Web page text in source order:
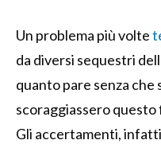
Un problema più volte
da diversi sequestri
quanto pare senza che
scoraggiassero
Gli accertamenti,